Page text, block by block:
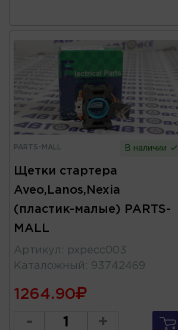
PARTS-MALL В наличии
Щетки стартера
Aveo,Lanos,Nexia
(пластик-малые) PARTS-
MALL
Артикул : pxpecc003
Каталожный : 93742469
1264.90
- +